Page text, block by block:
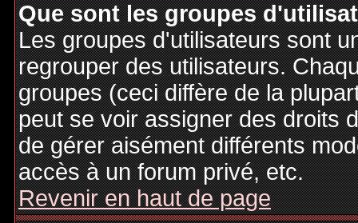
Que sont les groupes
Les groupes d'utilisateurs sont
regrouper des utilisateurs.
groupes (ceci diffère de la
peut se voir assigner des droits
de gérer aisément différents
accès à un forum privé, etc.
Revenir en haut de page